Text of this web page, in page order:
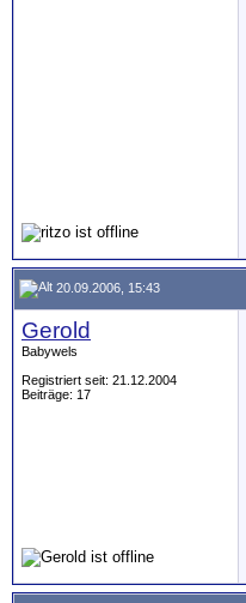
20.09.2006, 15:43
Gerold
Babywels
Registriert seit: 21.12.2004
Beiträge: 17